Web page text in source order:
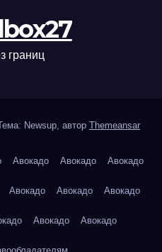
границ
Newsup, автор Themeansar
Авокадо Авокадо Авокадо
Авокадо Авокадо Авокадо
Авокадо Авокадо